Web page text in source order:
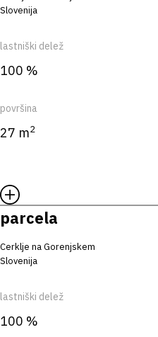
Slovenija
lastniški delež
100 %
površina
27 m2
parcela
Cerklje na Gorenjskem
Slovenija
lastniški delež
100 %